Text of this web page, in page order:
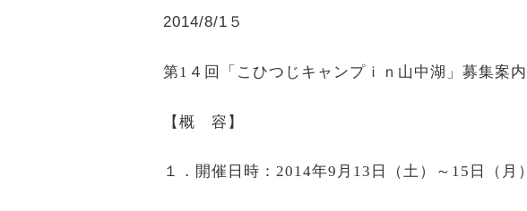
2014/8/1 ５
第1 ４回「こひつじキャンプｉｎ山中湖」募集案内
【概 容】
１．開催日時： 2014年9 月 13 日（土）～ 15 日（ 月）